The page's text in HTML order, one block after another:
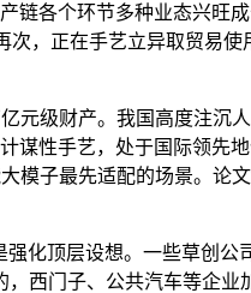
各个环节多种业态兴旺
，正在手艺立异取贸易
级财产。我国高度注沉
性手艺，处于国际领先
子最先适配的场景。论
顶层设想。一些草创公
西门子、公共汽车等企